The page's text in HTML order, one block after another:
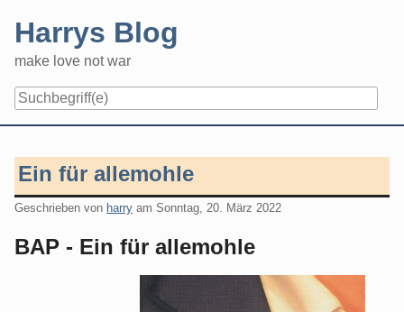
content
Harrys Blog
make love not war
Ein für allemohle
Geschrieben von harry am Sonntag, 20. März 2022
BAP - Ein für allemohle